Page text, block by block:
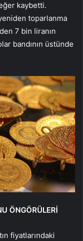
kaybetti.
toparlanma
7 bin liranın
bandının üstünde
ÖNGÖRÜLERİ
fiyatlarındaki